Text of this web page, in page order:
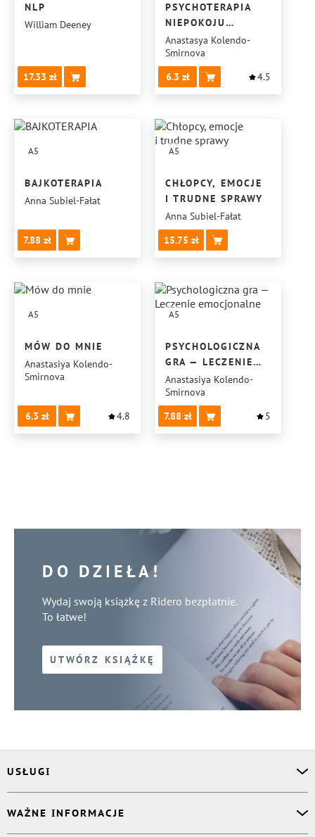
NLP
William Deeney
17.33
PSYCHOTERAPIA
NIEPOKOJU
I DEPRESJI
Anastasya Kolendo-
Smirnova
6.3
4.5
A5
BAJKOTERAPIA
Anna Subiel-Fałat
7.88
A5
CHŁOPCY, EMOCJE
I TRUDNE SPRAWY
Anna Subiel-Fałat
15.75
A5
MÓW DO MNIE
Anastasiya Kolendo-
Smirnova
6.3 4.8
A5
PSYCHOLOGICZNA
GRA — LECZENIE
EMOCJONALNE
Anastasiya Kolendo-
Smirnova
7.88
5
DO DZIEŁA!
Wydaj swoją książkę z Ridero bezpłatnie.
To łatwe!
UTWÓRZ KSIĄŻKĘ
USŁUGI
Korektor
WAŻNE INFORMACJE